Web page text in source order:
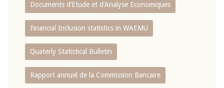
Documents d’Etude et d’Analyse Economiques
Financial Inclusion statistics in WAEMU
Quaterly Statistical Bulletin
Rapport annuel de la Commission Bancaire